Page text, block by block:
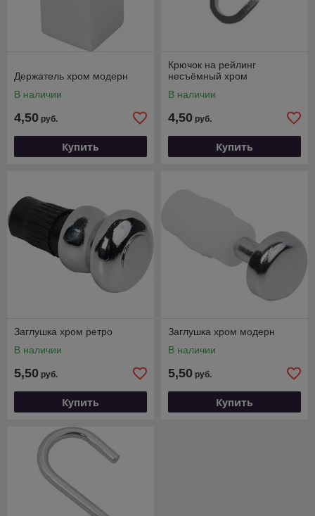
Держатель хром модерн
В наличии
4,50 руб.
Купить
Крючок на рейлинг
несъёмный хром
В наличии
4,50 руб.
Купить
Заглушка хром ретро
В наличии
5,50 руб.
Купить
Заглушка хром модерн
В наличии
5,50 руб.
Купить